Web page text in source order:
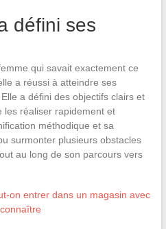
défini ses
qui savait exactement ce
a réussi à atteindre ses
a défini des objectifs clairs et
les réaliser rapidement et
méthodique et sa
surmonter plusieurs obstacles
au long de son parcours vers
on entrer dans un magasin avec